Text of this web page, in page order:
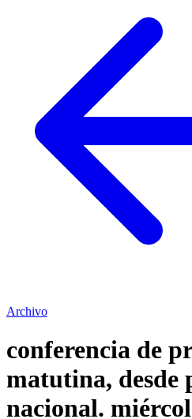
Archivo
conferencia de
matutina, desde
nacional.